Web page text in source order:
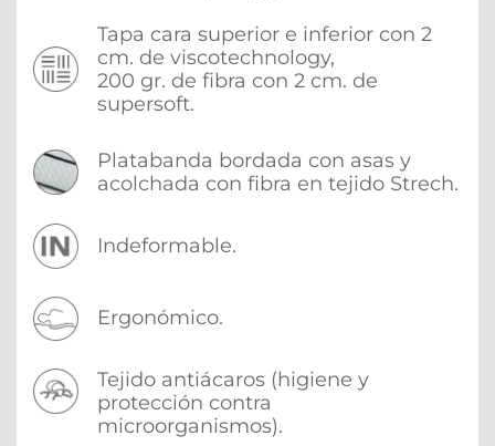
Tapa cara superior e inferior con 2
cm. de viscotechnology,
200 gr. de fibra con 2 cm. de
supersoft.
Platabanda bordada con asas y
acolchada con fibra en tejido Strech.
Indeformable.
Ergonómico.
Tejido antiácaros (higiene y
protección contra
microorganismos).